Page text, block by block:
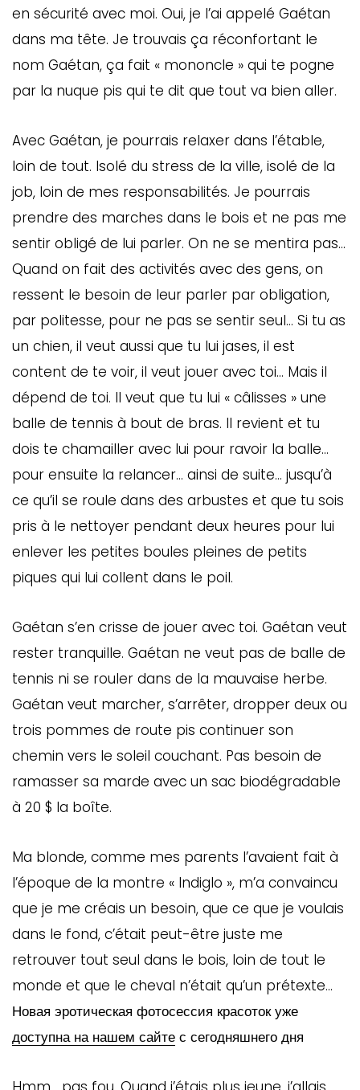
en sécurité avec moi. Oui, je l’ai appelé Gaétan
dans ma tête. Je trouvais ça réconfortant le
nom Gaétan, ça fait « mononcle » qui te pogne
par la nuque pis qui te dit que tout va bien aller.
Avec Gaétan, je pourrais relaxer dans l’étable,
loin de tout. Isolé du stress de la ville, isolé de la
job, loin de mes responsabilités. Je pourrais
prendre des marches dans le bois et ne pas me
sentir obligé de lui parler. On ne se mentira pas…
Quand on fait des activités avec des gens, on
ressent le besoin de leur parler par obligation,
par politesse, pour ne pas se sentir seul… Si tu as
un chien, il veut aussi que tu lui jases, il est
content de te voir, il veut jouer avec toi… Mais il
dépend de toi. Il veut que tu lui « câlisses » une
balle de tennis à bout de bras. Il revient et tu
dois te chamailler avec lui pour ravoir la balle…
pour ensuite la relancer… ainsi de suite… jusqu’à
ce qu’il se roule dans des arbustes et que tu sois
pris à le nettoyer pendant deux heures pour lui
enlever les petites boules pleines de petits
piques qui lui collent dans le poil.
Gaétan s’en crisse de jouer avec toi. Gaétan veut
rester tranquille. Gaétan ne veut pas de balle de
tennis ni se rouler dans de la mauvaise herbe.
Gaétan veut marcher, s’arrêter, dropper deux ou
trois pommes de route pis continuer son
chemin vers le soleil couchant. Pas besoin de
ramasser sa marde avec un sac biodégradable
à 20 $ la boîte.
Ma blonde, comme mes parents l’avaient fait à
l’époque de la montre « Indiglo », m’a convaincu
que je me créais un besoin, que ce que je voulais
dans le fond, c’était peut-être juste me
retrouver tout seul dans le bois, loin de tout le
monde et que le cheval n’était qu’un prétexte…
Новая эротическая фотосессия красоток уже
доступна на нашем сайте с сегодняшнего дня